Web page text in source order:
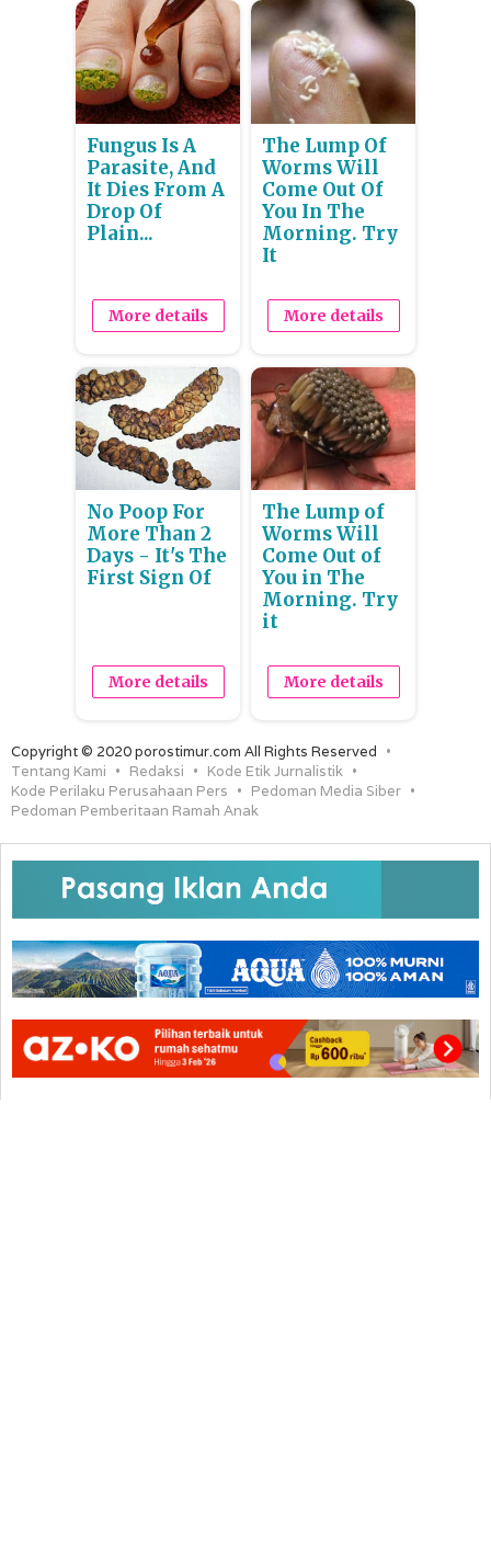
Fungus Is A
Parasite, And
It Dies From A
Drop Of
Plain...
More details
The Lump Of
Worms Will
Come Out Of
You In The
Morning. Try
It
More details
No Poop For
More Than 2
Days - It's The
First Sign Of
More details
The Lump of
Worms Will
Come Out of
You in The
Morning. Try
it
More details
Copyright © 2020 porostimur.com All Rights Reserved
Tentang Kami
Redaksi
Kode Etik Jurnalistik
Kode Perilaku Perusahaan Pers
Pedoman Media Siber
Pedoman Pemberitaan Ramah Anak